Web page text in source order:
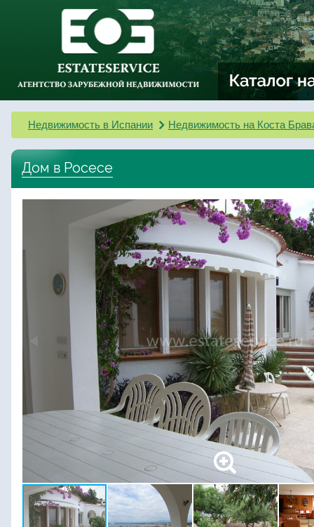
Недвижимость в Испании Недвижимость на Коста
Дом в Росесе